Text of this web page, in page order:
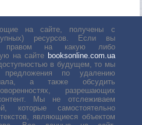
на сайте, получены с
ресурсов. Если вы
правом на какую либо
на сайте booksonline.com.ua
в будущем, то мы
предложения по удалению
а также обсудить
разрешающих
Мы не отслеживаем
которые самостоятельно
являющиеся объектом